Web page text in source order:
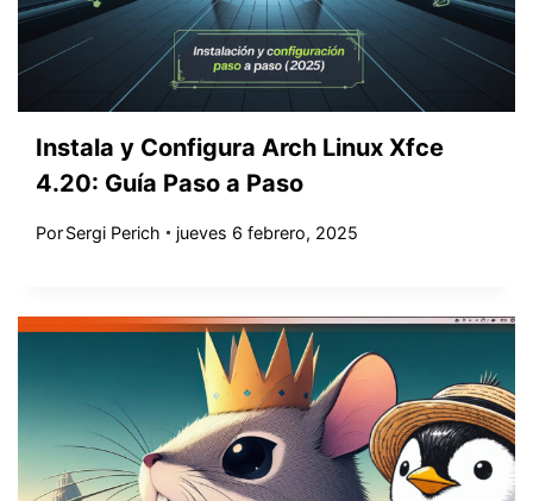
Instala y Configura Arch Linux Xfce
4.20: Guía Paso a Paso
PorSergi Perich jueves 6 febrero, 2025